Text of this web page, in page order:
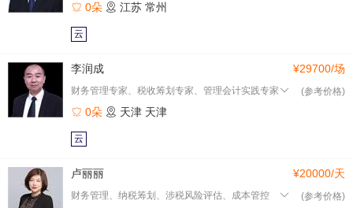
0朵 江苏 常州
云
李润成
财务管理专家、税收筹划专家、管理会计实践专家
0朵 天津 天津
¥29700/场
(参考价格)
云
卢丽丽
财务管理、纳税筹划、涉税风险评估、成本管控
¥20000/天
(参考价格)